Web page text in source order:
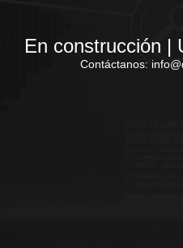
En construcción |
Contáctanos: